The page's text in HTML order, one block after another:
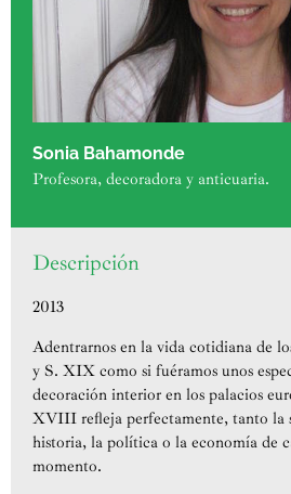
Sonia Bahamonde
Profesora, decoradora y anticuaria.
Descripción
2013
Adentrarnos en la vida cotidiana de
y S. XIX como si fuéramos unos
decoración interior en los palacios
XVIII refleja perfectamente, tanto la
historia, la política o la economía de
momento.